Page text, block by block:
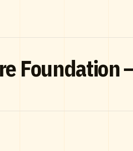
Foundation